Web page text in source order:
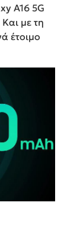
A16 5G
με τη
έτοιμο